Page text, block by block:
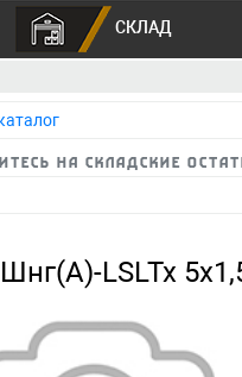
info@ivkz.ru
СКЛАД
на складские
LSLTx